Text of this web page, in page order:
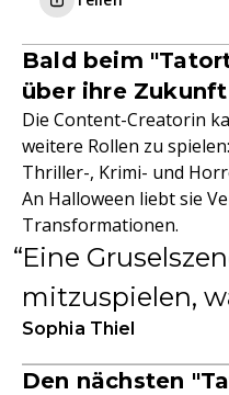
Bald beim
über ihre
Die Content-Creatorin
weitere Rollen zu
Thriller-, Krimi- und
An Halloween liebt sie
Transformationen.
Eine
mitzuspielen,
Sophia Thiel
Den nächsten